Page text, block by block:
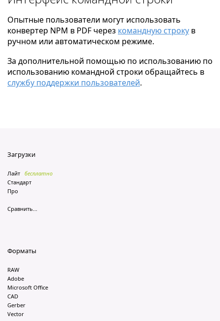
Опытные пользователи могут использовать
конвертер NPM в PDF через командную строку в
ручном или автоматическом режиме.
За дополнительной помощью по использованию по
использованию командной строки обращайтесь в
службу поддержки пользователей.
Загрузки
Лайт бесплатно
Стандарт
Про
Сравнить...
Форматы
RAW
Adobe
Microsoft Office
CAD
Gerber
Vector